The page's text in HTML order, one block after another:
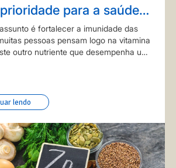
para a saúde
é fortalecer a imunidade das
pessoas pensam logo na vitamina
outro nutriente que desempenha um
lendo